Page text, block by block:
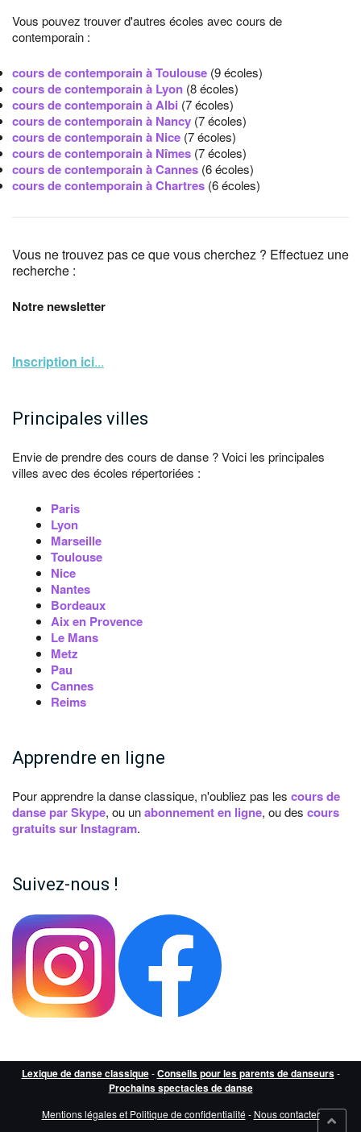
Vous pouvez trouver d'autres écoles avec cours de
contemporain :
cours de contemporain à Toulouse (9 écoles)
cours de contemporain à Lyon (8 écoles)
cours de contemporain à Albi (7 écoles)
cours de contemporain à Nancy (7 écoles)
cours de contemporain à Nice (7 écoles)
cours de contemporain à Nîmes (7 écoles)
cours de contemporain à Cannes (6 écoles)
cours de contemporain à Chartres (6 écoles)
Vous ne trouvez pas ce que vous cherchez ? Effectuez une
recherche :
Notre newsletter
Inscription ici...
Principales villes
Envie de prendre des cours de danse ? Voici les principales
villes avec des écoles répertoriées :
Paris
Lyon
Marseille
Toulouse
Nice
Nantes
Bordeaux
Aix en Provence
Le Mans
Metz
Pau
Cannes
Reims
Apprendre en ligne
Pour apprendre la danse classique, n'oubliez pas les cours de
danse par Skype, ou unabonnement en ligne, ou des cours
gratuits sur Instagram.
Suivez-nous !
Lexique de danse classique-Conseils pour les parents de danseurs-
Prochains spectacles de danse
Mentions légales et Politique de confidentialité - Nous contacter